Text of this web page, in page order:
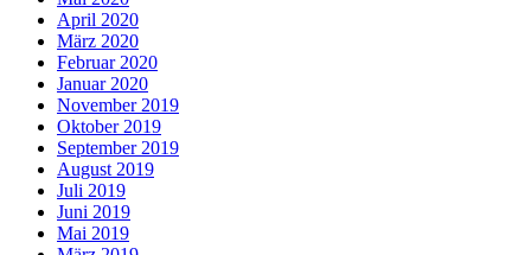
April 2020
März 2020
Februar 2020
Januar 2020
November 2019
Oktober 2019
September 2019
August 2019
Juli 2019
Juni 2019
Mai 2019